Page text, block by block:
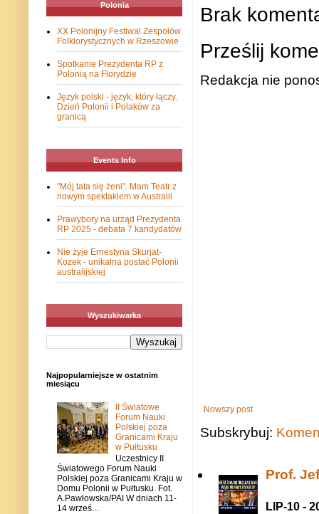
Brak
Prześlij
Redakcja nie
Nowszy post
Subskrybuj:
Prof.
LIP-10 -
Polonia
XX Polonijny Festiwal Zespołów
Folklorystycznych w Rzeszowie
Spotkanie Prezydenta RP z
Polonią na Florydzie
Język polski - język, który łączy.
Dzień Polonii i Polaków za
granicą
Events Info
"Mój tata się żeni". Mam Teatr z
nowym spektaklem w Australii
Prawybory na urząd Prezydenta
RP 2025 - debata 7 kandydatów
Nie żyje Ernestyna Skurjat-
Kozek - unikalna postać Polonii
australijskiej
Wyszukiwarka
Najpopularniejsze w ostatnim
miesiącu
II Światowe
Forum Nauki
Polskiej poza
Granicami Kraju
w Pułtusku
Uczestnicy II
Światowego Forum Nauki
Polskiej poza Granicami Kraju w
Domu Polonii w Pułtusku. Fot.
A.Pawłowska/PAI W dniach 11-
14 wrześ...